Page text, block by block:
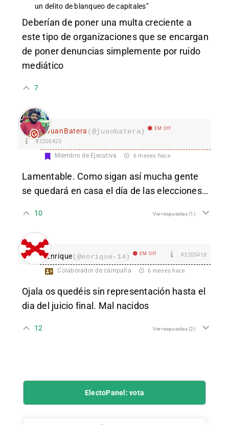
un delito de blanqueo de capitales”
Deberían de poner una multa creciente a
este tipo de organizaciones que se encargan
de poner denuncias simplemente por ruido
mediático
7
JuanBatera (@juanbatera) EM Off
#3205423
Miembro de Ejecutiva 6 meses hace
Lamentable. Como sigan así mucha gente
se quedará en casa el día de las elecciones…
10 Ver respuestas(1)
Enrique(@enrique-14) EM Off #3205418
Colaborador de campaña 6 meses hace
Ojala os quedéis sin representación hasta el
dia del juicio final. Mal nacidos
12 Ver respuestas(2)
ElectoPanel: vota